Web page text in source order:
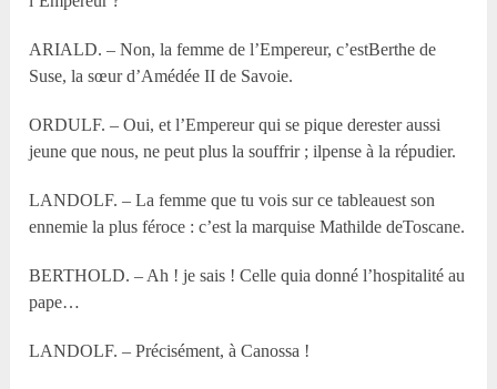
ARIALD. – Non, la femme de l’Empereur, c’estBerthe de
Suse, la sœur d’Amédée II de Savoie.
ORDULF. – Oui, et l’Empereur qui se pique derester aussi
jeune que nous, ne peut plus la souffrir ; ilpense à la répudier.
LANDOLF. – La femme que tu vois sur ce tableauest son
ennemie la plus féroce : c’est la marquise Mathilde deToscane.
BERTHOLD. – Ah ! je sais ! Celle quia donné l’hospitalité au
pape…
LANDOLF. – Précisément, à Canossa !